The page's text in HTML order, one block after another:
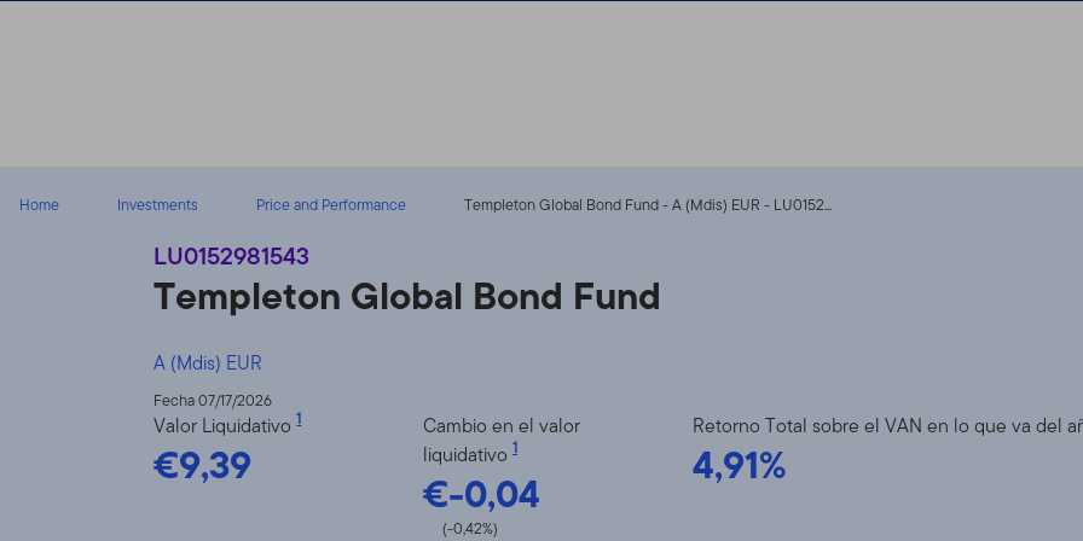
Home Investments Price and Performance Templeton Global Bond Fund - A (Mdis) EUR - LU0152...
LU0152981543
Templeton Global Bond Fund
A (Mdis) EUR
Fecha 07/17/2026
Valor Liquidativo1
€9,39
Cambio en el valor
liquidativo 1
€-0,04
(-0,42%)
Retorno Total sobre el VAN en lo que va del
4,91%